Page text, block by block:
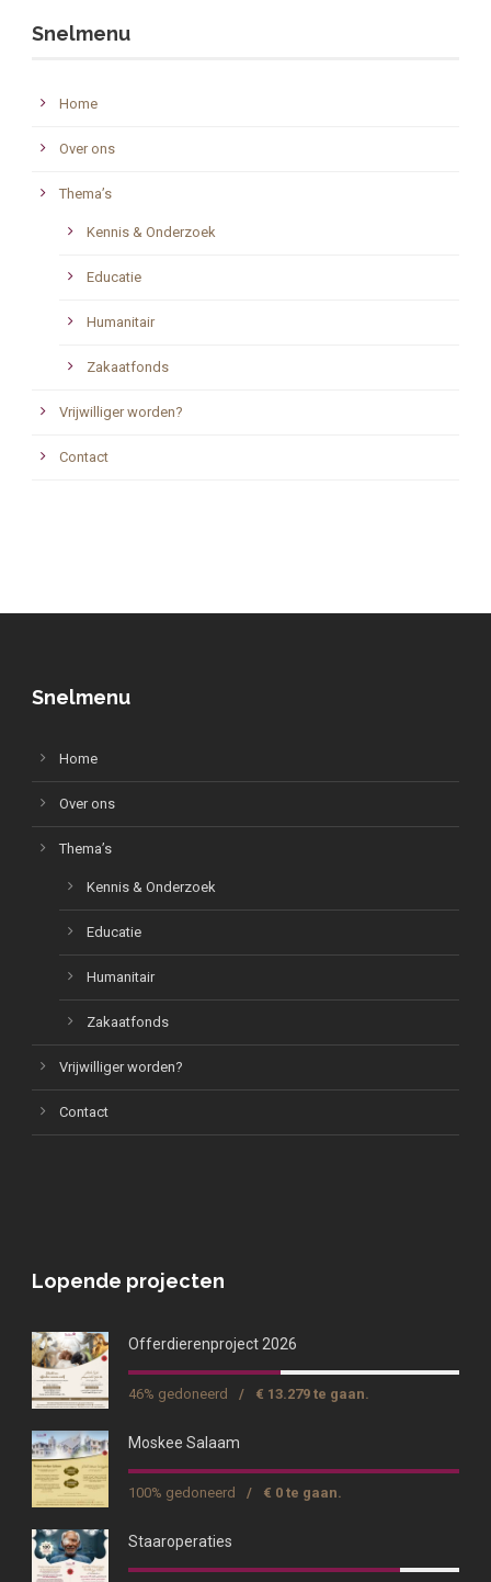
Snelmenu
Home
Over ons
Thema’s
Kennis & Onderzoek
Educatie
Humanitair
Zakaatfonds
Vrijwilliger worden?
Contact
Snelmenu
Home
Over ons
Thema’s
Kennis & Onderzoek
Educatie
Humanitair
Zakaatfonds
Vrijwilliger worden?
Contact
Lopende projecten
Offerdierenproject 2026
46% gedoneerd / € 13.279 te gaan.
Moskee Salaam
100% gedoneerd / € 0 te gaan.
Staaroperaties